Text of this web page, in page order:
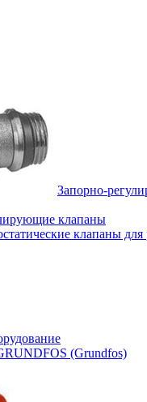
Запорно-
клапаны
клапаны для
(Grundfos)